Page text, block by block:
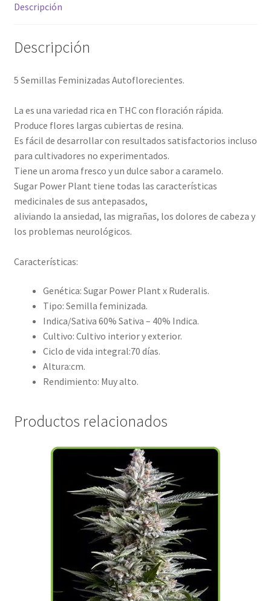
Descripción
Descripción
5 Semillas Feminizadas Autoflorecientes.
La es una variedad rica en THC con floración rápida.
Produce flores largas cubiertas de resina.
Es fácil de desarrollar con resultados satisfactorios incluso
para cultivadores no experimentados.
Tiene un aroma fresco y un dulce sabor a caramelo.
Sugar Power Plant tiene todas las características
medicinales de sus antepasados,
aliviando la ansiedad, las migrañas, los dolores de cabeza y
los problemas neurológicos.
Características:
Genética: Sugar Power Plant x Ruderalis.
Tipo: Semilla feminizada.
Indica/Sativa 60% Sativa – 40% Indica.
Cultivo: Cultivo interior y exterior.
Ciclo de vida integral:70 días.
Altura:cm.
Rendimiento: Muy alto.
Productos relacionados